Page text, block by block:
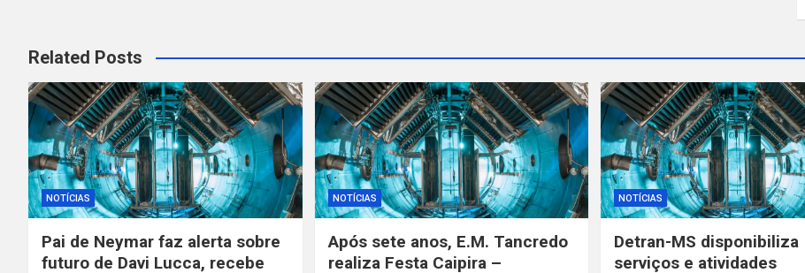
Related Posts
NOTÍCIAS
Pai de Neymar faz alerta sobre
futuro de Davi Lucca, recebe
NOTÍCIAS
Após sete anos, E.M. Tancredo
realiza Festa Caipira –
NOTÍCIAS
Detran-MS disponibiliza
serviços e atividades